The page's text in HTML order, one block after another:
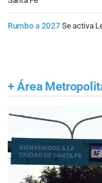
Rumbo a 2027 Se activa
+ Área